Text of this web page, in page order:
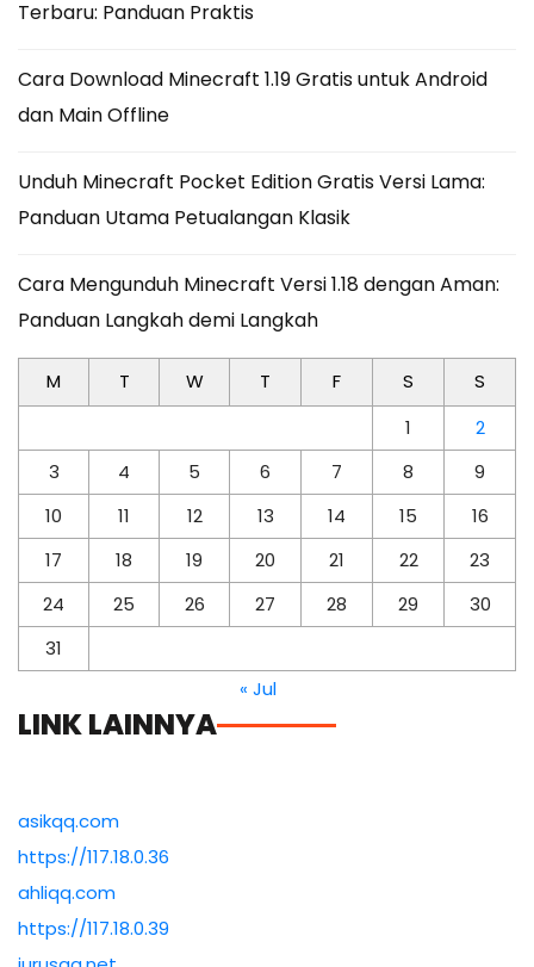
Terbaru: Panduan Praktis
Cara Download Minecraft 1.19 Gratis untuk Android
dan Main Offline
Unduh Minecraft Pocket Edition Gratis Versi Lama:
Panduan Utama Petualangan Klasik
Cara Mengunduh Minecraft Versi 1.18 dengan Aman:
Panduan Langkah demi Langkah
M T W T F S
S
1
2
3
4 5 6 7 8
9
10
11 12 13 14 15
16
17
18 19 20 21 22
23
24
25 26 27 28 29
30
31
« Jul
LINK LAINNYA
asikqq.com
https://117.18.0.36
ahliqq.com
https://117.18.0.39